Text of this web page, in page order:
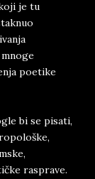
je tu
poetike
bi se pisati,
rasprave.